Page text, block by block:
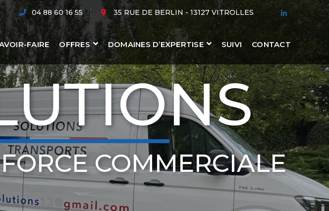
04 88 60 16 55 35 RUE DE BERLIN - 13127 VITROLLES
LINKEDIN
PROFILE
FAIRE OFFRES DOMAINES D’EXPERTISE SUIVI CONTACT
COMMERCIALE